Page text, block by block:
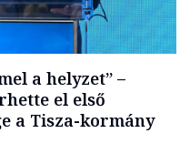
a helyzet” –
el első
a Tisza-kormány